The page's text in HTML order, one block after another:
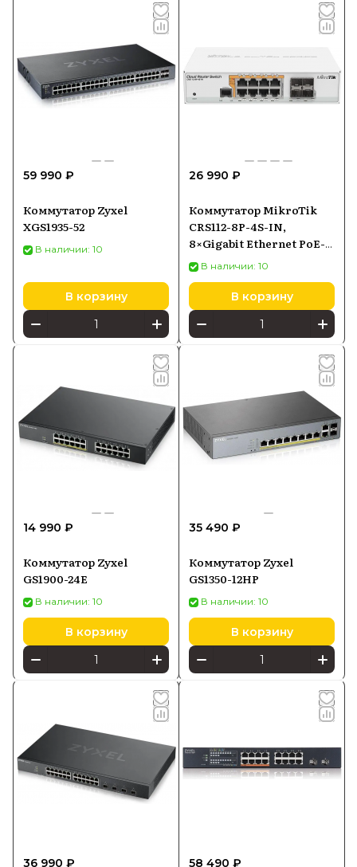
59 990 ₽
Коммутатор Zyxel
XGS1935-52
В наличии: 10
В корзину
26 990 ₽
Коммутатор MikroTik
CRS112-8P-4S-IN,
8×Gigabit Ethernet PoE-
out, 4×SFP
В наличии: 10
В корзину
14 990 ₽
Коммутатор Zyxel
GS1900-24E
В наличии: 10
В корзину
35 490 ₽
Коммутатор Zyxel
GS1350-12HP
В наличии: 10
В корзину
36 990 ₽ 58 490 ₽